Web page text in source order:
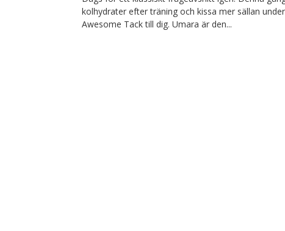
kolhydrater efter träning och kissa mer sällan
Awesome Tack till dig. Umara är den...